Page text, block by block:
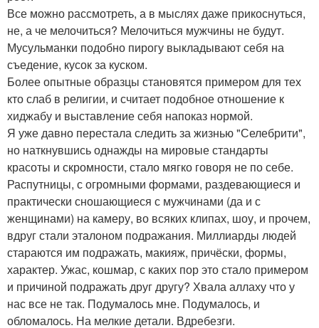
Все можно рассмотреть, а в мыслях даже прикоснуться,
не, а че мелочиться? Мелочиться мужчины не будут.
Мусульманки подобно пирогу выкладывают себя на
съедение, кусок за куском.
Более опытные образцы становятся примером для тех
кто слаб в религии, и считает подобное отношение к
хиджабу и выставление себя напоказ нормой.
Я уже давно перестала следить за жизнью "Селебрити",
но наткнувшись однажды на мировые стандарты
красоты и скромности, стало мягко говоря не по себе.
Распутницы, с огромными формами, раздевающиеся и
практически сношающиеся с мужчинами (да и с
женщинами) на камеру, во всяких клипах, шоу, и прочем,
вдруг стали эталоном подражания. Миллиарды людей
стараются им подражать, макияж, причёски, формы,
характер. Ужас, кошмар, с каких пор это стало примером
и причиной подражать друг другу? Хвала аллаху что у
нас все не так. Подумалось мне. Подумалось, и
обломалось. На мелкие детали. Вдребезги.